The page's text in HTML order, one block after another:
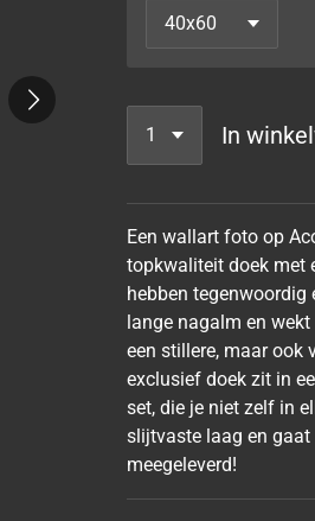
In
Een wallart foto op
topkwaliteit doek met
hebben tegenwoordig
lange nagalm en
een stillere, maar ook
exclusief doek zit in
set, die je niet zelf in
slijtvaste laag en
meegeleverd!